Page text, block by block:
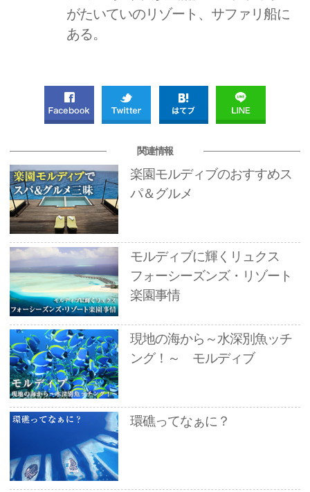
がたいていのリゾート、サファリ船に
ある。
関連情報
楽園モルディブのおすすめス
パ＆グルメ
モルディブに輝くリュクス
フォーシーズンズ・リゾート
楽園事情
現地の海から～水深別魚ッチ
ング！～ モルディブ
環礁ってなぁに？